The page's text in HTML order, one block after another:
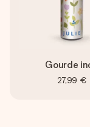
Gourde
27,99 €